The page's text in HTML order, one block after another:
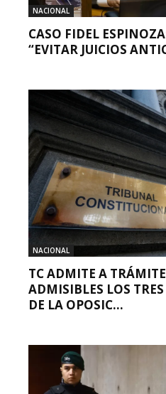
NACIONAL
CASO FIDEL
“EVITAR JUICIOS
NACIONAL
TC ADMITE A
ADMISIBLES LOS
DE LA OPOSIC...